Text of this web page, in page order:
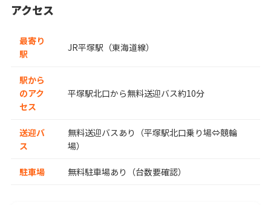
アクセス
最寄り
駅
JR平塚駅（東海道線）
駅から
のアク
セス
平塚駅北口から無料送迎バス約10分
送迎バ
ス
無料送迎バスあり（平塚駅北口乗り場⇔競輪
場）
駐車場 無料駐車場あり（台数要確認）